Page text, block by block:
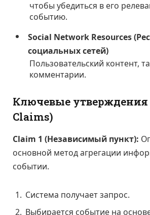
чтобы убедиться в его
событию.
Social Network Resources
социальных сетей)
Пользовательский контент,
комментарии.
Ключевые утверждения
Claims)
Claim 1 (Независимый пункт):
основной метод агрегации
событии.
Система получает запрос.
Выбирается событие на